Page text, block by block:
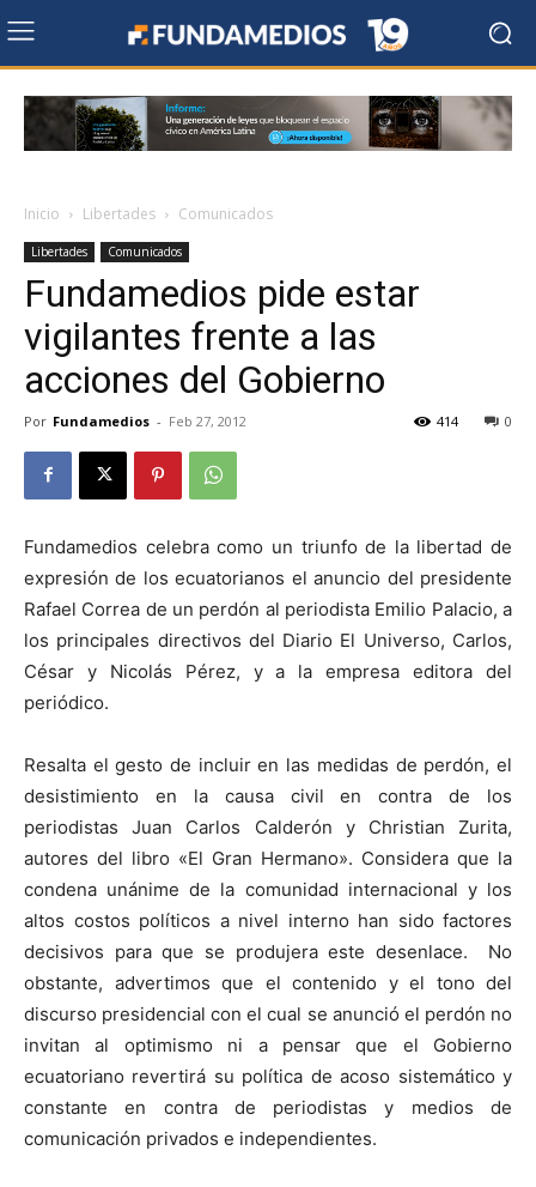
Inicio Libertades Comunicados
Libertades Comunicados
Fundamedios pide estar
vigilantes frente a las
acciones del Gobierno
Por Fundamedios - Feb 27, 2012 0
414
Fundamedios celebra como un triunfo de la libertad de
expresión de los ecuatorianos el anuncio del presidente
Rafael Correa de un perdón al periodista Emilio Palacio, a
los principales directivos del Diario El Universo, Carlos,
César y Nicolás Pérez, y a la empresa editora del
periódico.
Resalta el gesto de incluir en las medidas de perdón, el
desistimiento en la causa civil en contra de los
periodistas Juan Carlos Calderón y Christian Zurita,
autores del libro «El Gran Hermano». Considera que la
condena unánime de la comunidad internacional y los
altos costos políticos a nivel interno han sido factores
decisivos para que se produjera este desenlace. No
obstante, advertimos que el contenido y el tono del
discurso presidencial con el cual se anunció el perdón no
invitan al optimismo ni a pensar que el Gobierno
ecuatoriano revertirá su política de acoso sistemático y
constante en contra de periodistas y medios de
comunicación privados e independientes.